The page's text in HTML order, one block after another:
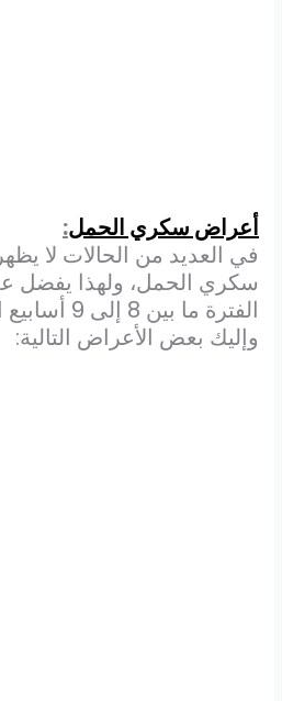
أعراض سكري الحمل:
في العديد من الحالات لا
سكري الحمل، ولهذا يفضل
الفترة ما
وإليك بعض الأعراض التالية: